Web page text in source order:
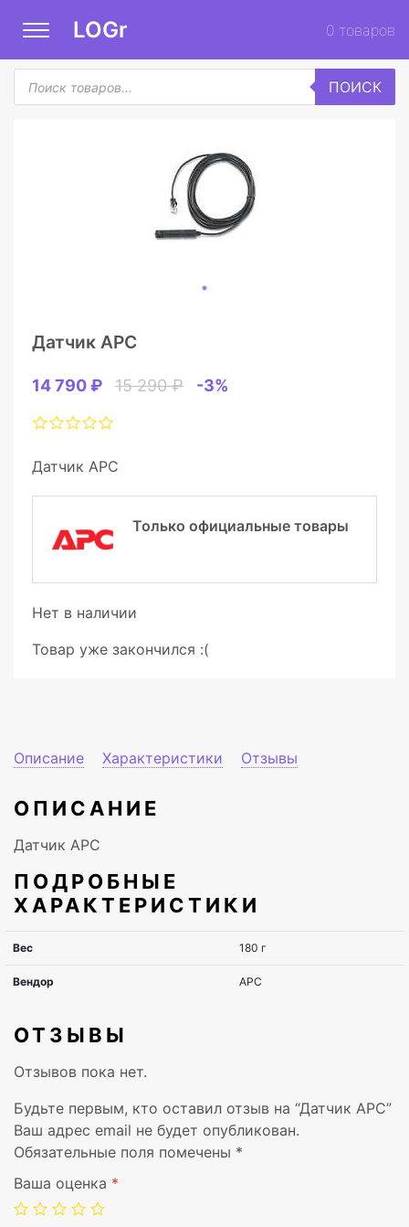
LOGr 0 товаров
Поиск
товаров
ПОИСК
Датчик APC
14 790 ₽ 15 290 ₽ -3%
Датчик APC
Только официальные товары
Нет в наличии
Товар уже закончился :(
Описание Характеристики Отзывы
ОПИСАНИЕ
Датчик APC
ПОДРОБНЫЕ
ХАРАКТЕРИСТИКИ
ОТЗЫВЫ
Отзывов пока нет.
Будьте первым, кто оставил отзыв на “Датчик APC”
Ваш адрес email не будет опубликован.
Обязательные поля помечены *
Ваша оценка *